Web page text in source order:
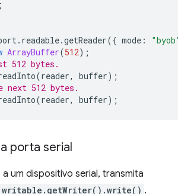
;
. readable.getReader({ mode :
ArrayBuffer(512);
512 bytes.
(reader, buffer);
next 512 bytes.
(reader, buffer);
porta serial
um dispositivo serial, transmita
.